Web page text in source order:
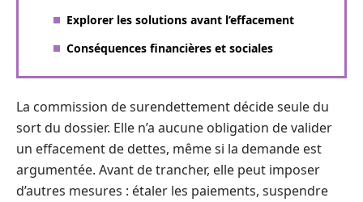
Explorer les solutions avant l’effacement
Conséquences financières et sociales
La commission de surendettement décide seule du
sort du dossier. Elle n’a aucune obligation de valider
un effacement de dettes, même si la demande est
argumentée. Avant de trancher, elle peut imposer
d’autres mesures : étaler les paiements, suspendre